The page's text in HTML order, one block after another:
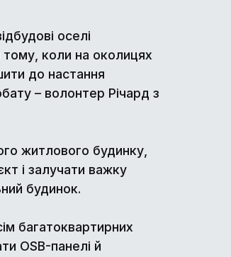
оселі
коли на околицях
до настання
– волонтер Річард з
житлового будинку,
і залучати важку
будинок.
багатоквартирних
OSB-панелі й